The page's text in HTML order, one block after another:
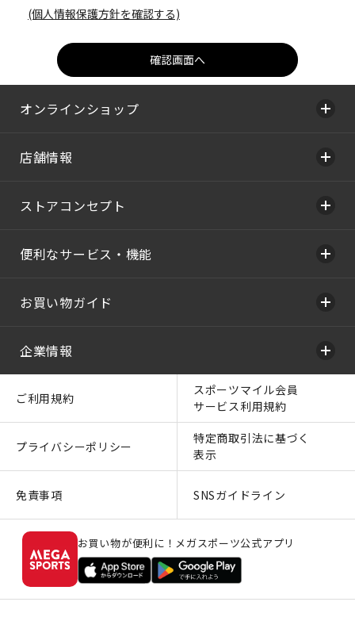
(個人情報保護方針を確認する)
オンラインショップ
店舗情報
ストアコンセプト
便利なサービス・機能
お買い物ガイド
企業情報
ご利用規約
スポーツマイル会員
サービス利用規約
プライバシーポリシー
特定商取引法に基づく
表示
免責事項 SNSガイドライン
お買い物が便利に！メガスポーツ公式アプリ